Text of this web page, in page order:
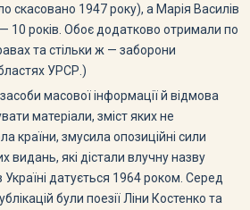
скасовано 1947 року), а Марія Василів
10 років. Обоє додатково отримали по
та стільки ж — заборони
УРСР.)
масової інформації й відмова
матеріали, зміст яких не
країни, змусила опозиційні сили
видань, які дістали влучну назву
датується 1964 роком. Серед
були поезії Ліни Костенко та